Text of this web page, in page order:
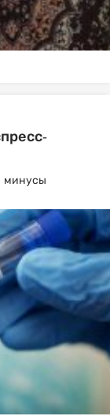
минусы